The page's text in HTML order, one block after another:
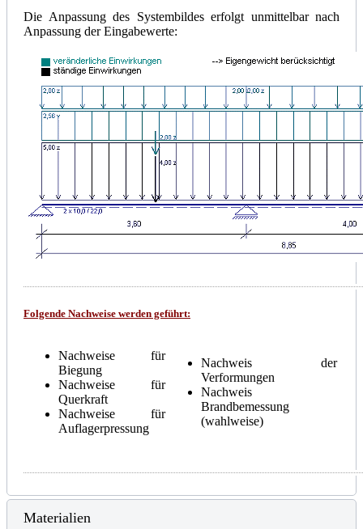
Die Anpassung des Systembildes erfolgt unmittelbar nach
Anpassung der Eingabewerte:
Folgende Nachweise werden geführt:
Nachweise für
Biegung
Nachweise für
Querkraft
Nachweise für
Auflagerpressung
Nachweis der
Verformungen
Nachweis
Brandbemessung
(wahlweise)
Materialien